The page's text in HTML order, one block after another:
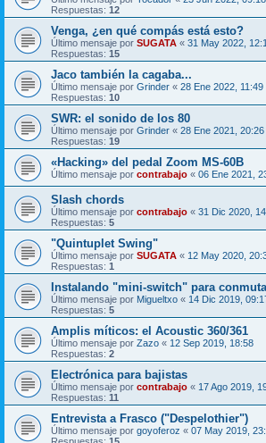
Respuestas: 12
Venga, ¿en qué compás está esto?
Último mensaje por SUGATA « 31 May 2022,
Respuestas: 15
Jaco también la cagaba...
Último mensaje por Grinder « 28 Ene 2022, 11:49
Respuestas: 10
SWR: el sonido de los 80
Último mensaje por Grinder « 28 Ene 2021, 20:26
Respuestas: 19
«Hacking» del pedal Zoom MS-60B
Último mensaje por contrabajo « 06 Ene 2021,
Slash chords
Último mensaje por contrabajo « 31 Dic 2020,
Respuestas: 5
"Quintuplet Swing"
Último mensaje por SUGATA « 12 May 2020,
Respuestas: 1
Instalando "mini-switch" para
Último mensaje por Migueltxo « 14 Dic 2019,
Respuestas: 5
Amplis míticos: el Acoustic 360/361
Último mensaje por Zazo « 12 Sep 2019, 18:58
Respuestas: 2
Electrónica para bajistas
Último mensaje por contrabajo « 17 Ago 2019,
Respuestas: 11
Entrevista a Frasco ("Despelothier")
Último mensaje por goyoferoz « 07 May 2019,